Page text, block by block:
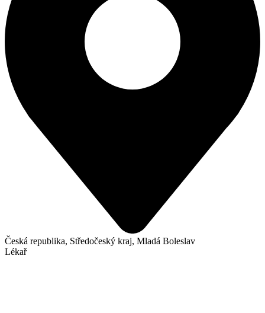
Česká republika, Středočeský kraj, Mladá Boleslav
Lékař